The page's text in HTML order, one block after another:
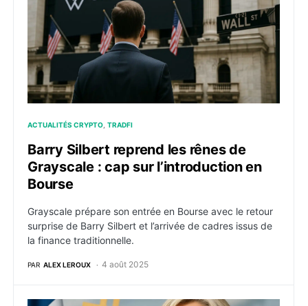
ACTUALITÉS CRYPTO TRADFI
Barry Silbert reprend les rênes de
Grayscale : cap sur l’introduction en
Bourse
Grayscale prépare son entrée en Bourse avec le retour
surprise de Barry Silbert et l’arrivée de cadres issus de
la finance traditionnelle.
PAR ALEX LEROUX 4 août 2025